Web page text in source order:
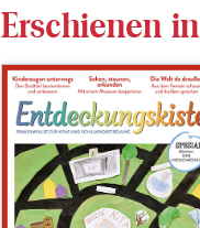
Erschienen in